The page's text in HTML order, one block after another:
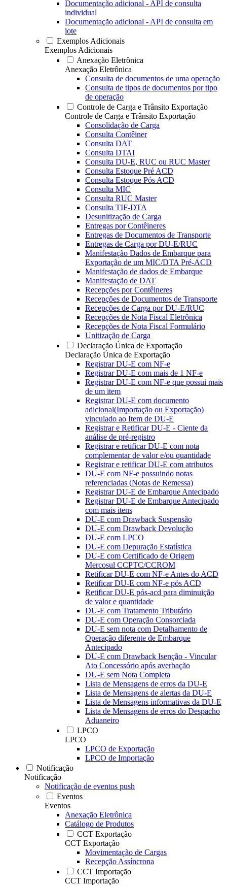
Documentação adicional - API de consulta
individual
Documentação adicional - API de consulta em
lote
Exemplos Adicionais
Exemplos Adicionais
Anexação Eletrônica
Anexação Eletrônica
Consulta de documentos de uma operação
Consulta de tipos de documentos por tipo
de operação
Controle de Carga e Trânsito Exportação
Controle de Carga e Trânsito Exportação
Consolidação de Carga
Consulta Contêiner
Consulta DAT
Consulta DTAI
Consulta DU-E, RUC ou RUC Master
Consulta Estoque Pré ACD
Consulta Estoque Pós ACD
Consulta MIC
Consulta RUC Master
Consulta TIF-DTA
Desunitização de Carga
Entregas por Contêineres
Entregas de Documentos de Transporte
Entregas de Carga por DU-E/RUC
Manifestação Dados de Embarque para
Exportação de um MIC/DTA Pré-ACD
Manifestação de dados de Embarque
Manifestação de DAT
Recepções por Contêineres
Recepções de Documentos de Transporte
Recepções de Carga por DU-E/RUC
Recepções de Nota Fiscal Eletrônica
Recepções de Nota Fiscal Formulário
Unitização de Carga
Declaração Única de Exportação
Declaração Única de Exportação
Registrar DU-E com NF-e
Registrar DU-E com mais de 1 NF-e
Registrar DU-E com NF-e que possui mais
de um item
Registrar DU-E com documento
adicional(Importação ou Exportação)
vinculado ao Item de DU-E
Registrar e Retificar DU-E - Ciente da
análise de pré-registro
Registrar e retificar DU-E com nota
complementar de valor e/ou quantidade
Registrar e retificar DU-E com atributos
DU-E com NF-e possuindo notas
referenciadas (Notas de Remessa)
Registrar DU-E de Embarque Antecipado
Registrar DU-E de Embarque Antecipado
com mais itens
DU-E com Drawback Suspensão
DU-E com Drawback Devolução
DU-E com LPCO
DU-E com Depuração Estatística
DU-E com Certificado de Origem
Mercosul CCPTC/CCROM
Retificar DU-E com NF-e Antes do ACD
Retificar DU-E com NF-e pós ACD
Retificar DU-E pós-acd para diminuição
de valor e quantidade
DU-E com Tratamento Tributário
DU-E com Operação Consorciada
DU-E sem nota com Detalhamento de
Operação diferente de Embarque
Antecipado
DU-E com Drawback Isenção - Vincular
Ato Concessório após averbação
DU-E sem Nota Completa
Lista de Mensagens de erros da DU-E
Lista de Mensagens de alertas da DU-E
Lista de Mensagens informativas da DU-E
Lista de Mensagens de erros do Despacho
Aduaneiro
LPCO
LPCO
LPCO de Exportação
LPCO de Importação
Notificação
Notificação
Notificação de eventos push
Eventos
Eventos
Anexação Eletrônica
Catálogo de Produtos
CCT Exportação
CCT Exportação
Movimentação de Cargas
Recepção Assíncrona
CCT Importação
CCT Importação